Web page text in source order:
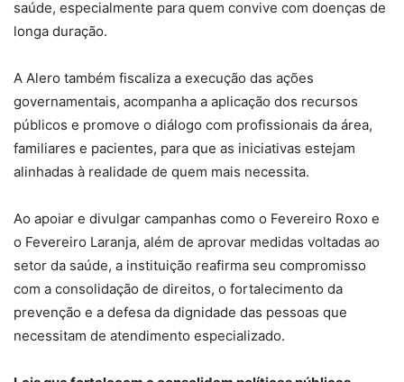
saúde, especialmente para quem convive com doenças de
longa duração.
A Alero também fiscaliza a execução das ações
governamentais, acompanha a aplicação dos recursos
públicos e promove o diálogo com profissionais da área,
familiares e pacientes, para que as iniciativas estejam
alinhadas à realidade de quem mais necessita.
Ao apoiar e divulgar campanhas como o Fevereiro Roxo e
o Fevereiro Laranja, além de aprovar medidas voltadas ao
setor da saúde, a instituição reafirma seu compromisso
com a consolidação de direitos, o fortalecimento da
prevenção e a defesa da dignidade das pessoas que
necessitam de atendimento especializado.